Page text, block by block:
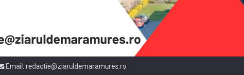
Email: redactie@ziaruldemaramures.ro